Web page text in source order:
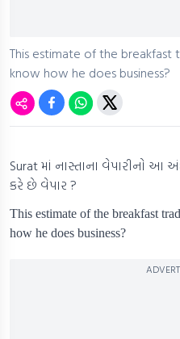
This estimate of the breakfast
know how he does business?
Surat માં નાસ્તાના વેપારીનો આ
કરે છે વેપાર ?
This estimate of the breakfast
how he does business?